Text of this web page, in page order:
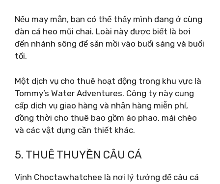
Nếu may mắn, bạn có thể thấy mình đang ở cùng
đàn cá heo mũi chai. Loài này được biết là bơi
đến nhánh sông để săn mồi vào buổi sáng và buổi
tối.
Một dịch vụ cho thuê hoạt động trong khu vực là
Tommy’s Water Adventures. Công ty này cung
cấp dịch vụ giao hàng và nhận hàng miễn phí,
đồng thời cho thuê bao gồm áo phao, mái chèo
và các vật dụng cần thiết khác.
5. THUÊ THUYỀN CÂU CÁ
Vịnh Choctawhatchee là nơi lý tưởng để câu cá